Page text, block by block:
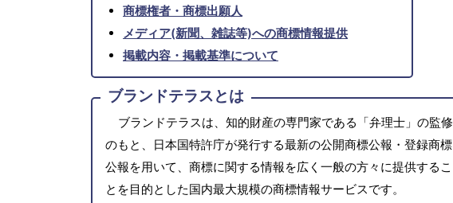
商標権者・商標出願人
メディア(新聞、雑誌等)への商標情報提供
掲載内容・掲載基準について
ブランドテラスとは
ブランドテラスは、知的財産の専門家である「弁理士」の監修
のもと、日本国特許庁が発行する最新の公開商標公報・登録商標
公報を用いて、商標に関する情報を広く一般の方々に提供するこ
とを目的とした国内最大規模の商標情報サービスです。